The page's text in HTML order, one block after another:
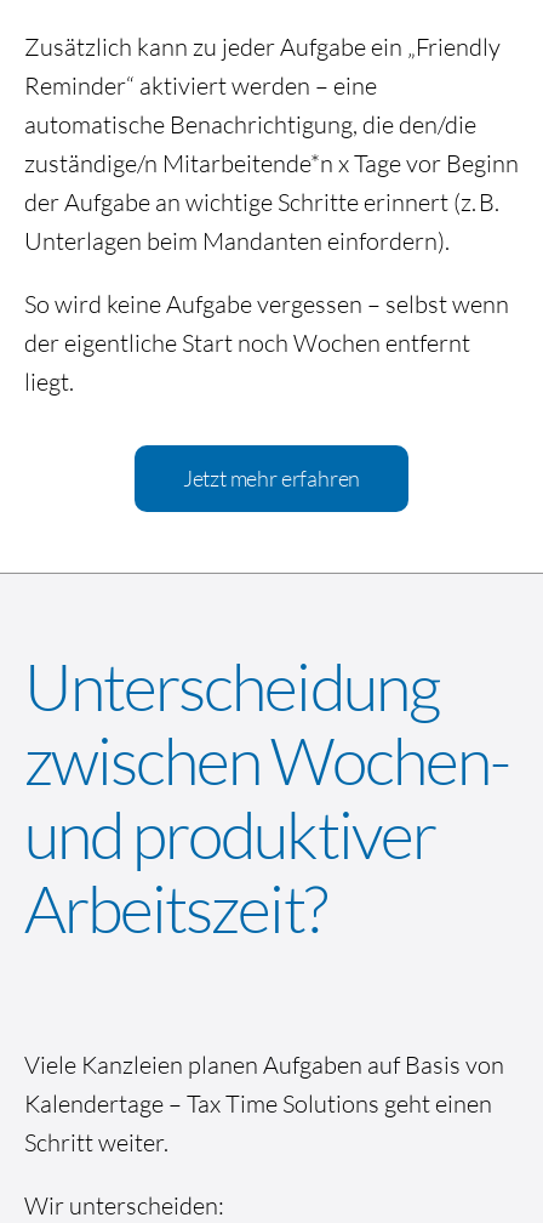
Zusätzlich kann zu jeder Aufgabe ein „Friendly
Reminder“ aktiviert werden – eine
automatische Benachrichtigung, die den/die
zuständige/n Mitarbeitende*n x Tage vor Beginn
der Aufgabe an wichtige Schritte erinnert (z. B.
Unterlagen beim Mandanten einfordern).
So wird keine Aufgabe vergessen – selbst wenn
der eigentliche Start noch Wochen entfernt
liegt.
Jetzt mehr erfahren
Unterscheidung
zwischen Wochen-
und produktiver
Arbeitszeit?
Viele Kanzleien planen Aufgaben auf Basis von
Kalendertage – Tax Time Solutions geht einen
Schritt weiter.
Wir unterscheiden: